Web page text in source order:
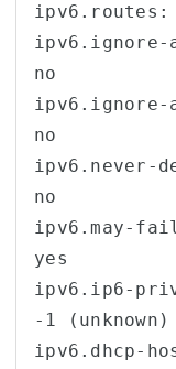
ipv6.routes:
ipv6.ignore-
no
ipv6.ignore-
no
ipv6.never-
no
ipv6.may-
yes
ipv6.ip6-
-1 (unknown)
ipv6.dhcp-